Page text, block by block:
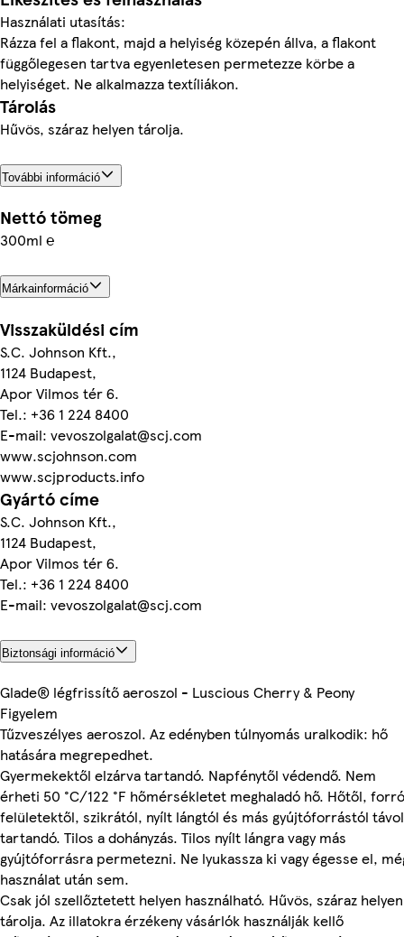
Használati utasítás:
Rázza fel a flakont, majd a helyiség közepén állva, a flakont
függőlegesen tartva egyenletesen permetezze körbe a
helyiséget. Ne alkalmazza textíliákon.
Tárolás
Hűvös, száraz helyen tárolja.
További információ
Nettó tömeg
300ml ℮
Márkainformáció
Visszaküldési cím
S.C. Johnson Kft.,
1124 Budapest,
Apor Vilmos tér 6.
Tel.: +36 1 224 8400
E-mail: vevoszolgalat@scj.com
www.scjohnson.com
www.scjproducts.info
Gyártó címe
S.C. Johnson Kft.,
1124 Budapest,
Apor Vilmos tér 6.
Tel.: +36 1 224 8400
E-mail: vevoszolgalat@scj.com
Biztonsági információ
Glade® légfrissítő aeroszol - Luscious Cherry & Peony
Figyelem
Tűzveszélyes aeroszol. Az edényben túlnyomás uralkodik: hő
hatására megrepedhet.
Gyermekektől elzárva tartandó. Napfénytől védendő. Nem
érheti 50 °C/122 °F hőmérsékletet meghaladó hő. Hőtől, forró
felületektől, szikrától, nyílt lángtól és más gyújtóforrástól távol
tartandó. Tilos a dohányzás. Tilos nyílt lángra vagy más
gyújtóforrásra permetezni. Ne lyukassza ki vagy égesse el,
használat után sem.
Csak jól szellőztetett helyen használható. Hűvös, száraz helyen
tárolja. Az illatokra érzékeny vásárlók használják kellő